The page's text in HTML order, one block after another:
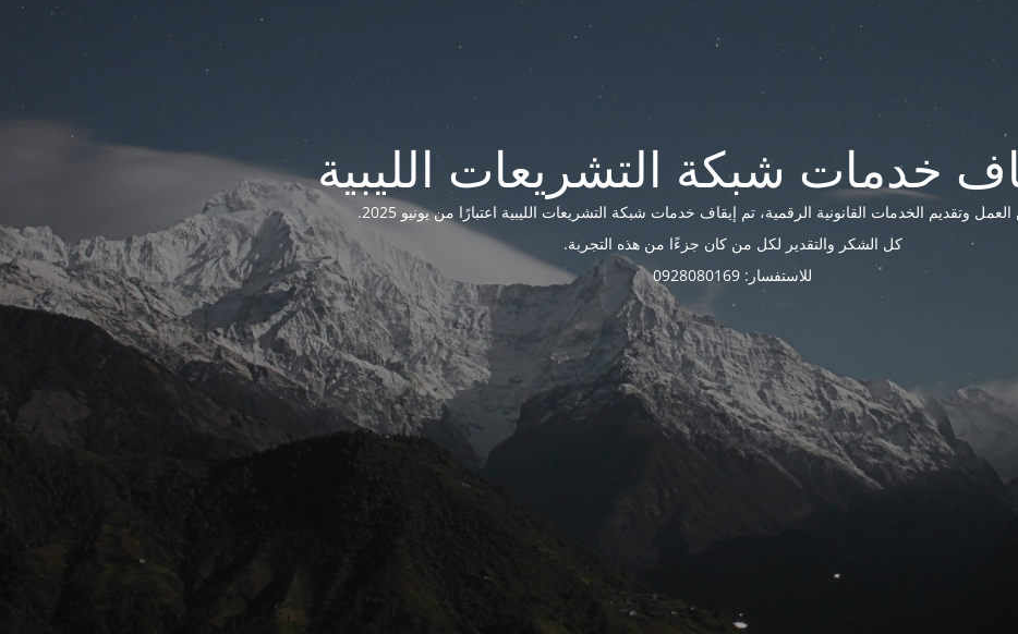
وتقديم الخدمات القانونية الرقمية، تم إيقاف خدمات شبكة التشريعات الليبية اعتبارًا من يونيو 2025.
كل الشكر والتقدير لكل من كان جزءًا من هذه التجربة.
للاستفسار: 0928080169